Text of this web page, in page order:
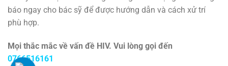
báo ngay cho bác sỹ để được hướng dẫn và cách xử trí
phù hợp.
Mọi thắc mắc về vấn đề HIV. Vui lòng gọi đến
0766516161